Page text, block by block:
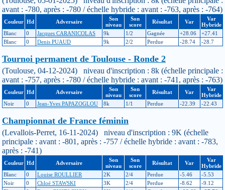
avant : -780, après : -780 / échelle hybride : avant : -763, après : -764)
Couleur Hd Adversaire
Son
niveau
Son
score
Résultat Var
Var
Hybride
Blanc
0 Jacques CARANICOLAS 9k 1/2 Gagnée +28.06
+27.41
Blanc
0 Denis PUAUD 9k 2/2 Perdue -28.74 -28.7
Tournoi permanent de Toulouse - Ronde 2
(Toulouse, 04-12-2024) niveau d'inscription : 8k (échelle principale :
avant : -757, après : -780 / échelle hybride : avant : -741, après : -763)
Couleur Hd Adversaire
Son
niveau
Son
score
Résultat Var
Var
Hybride
Noir
0 Jean-Yves PAPAZOGLOU 8k 1/1 Perdue -22.39 -22.43
Championnat de France féminin
(Levallois-Perret, 16-11-2024) niveau d'inscription : 9K (échelle
principale : avant : -801, après : -757 / échelle hybride : avant : -783,
après : -741)
Couleur Hd Adversaire
Son
niveau
Son
score
Résultat Var
Var
Hybride
Blanc
0 Louise ROULLIER 2K 2/4 Perdue -5.46
-5.53
Noir
0 Chloé STAWSKI 3K 2/4 Perdue -8.62
-9.12